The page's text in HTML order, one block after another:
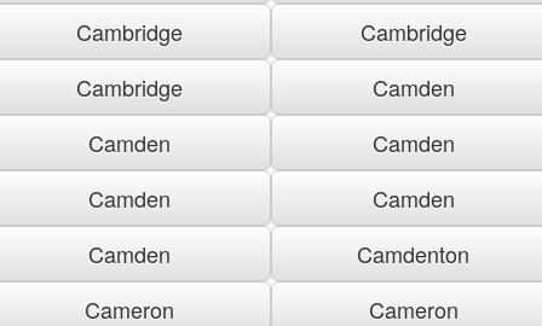
Cambridge
Cambridge
Cambridge
Camden
Camden
Camden
Camden
Camden
Camden
Camdenton
Cameron
Cameron